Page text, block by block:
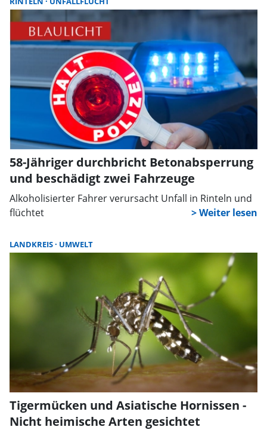
58-Jähriger durchbricht Betonabsperrung
und beschädigt zwei Fahrzeuge
Alkoholisierter Fahrer verursacht Unfall in Rinteln und
flüchtet
LANDKREIS UMWELT
Tigermücken und Asiatische Hornissen -
Nicht heimische Arten gesichtet